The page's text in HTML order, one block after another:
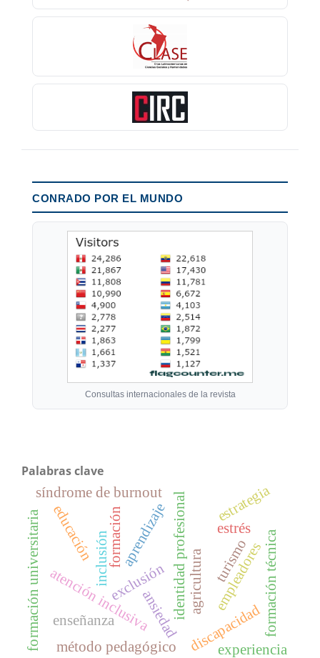
CONRADO POR EL MUNDO
Consultas internacionales de la revista
Palabras clave
formación
atención inclusiva identidad profesional
enseñanza
aprendizaje
inclusiónexclusión
discapacidad
estrés
ansiedad
síndrome de burnout
método pedagógico
agricultura formación técnica
turismo
educación
formación universitaria empleadores
estrategia
experiencia